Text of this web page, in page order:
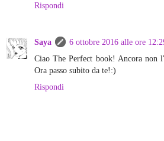
Rispondi
Saya
6 ottobre 2016 alle ore
Ciao The Perfect book! Ancora non
Ora passo subito da te!:)
Rispondi